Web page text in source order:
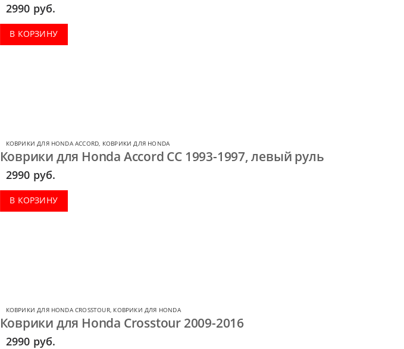
2990 руб.
В КОРЗИНУ
КОВРИКИ ДЛЯ HONDA ACCORD, КОВРИКИ ДЛЯ HONDA
Коврики для Honda Accord CC 1993-1997, левый руль
2990 руб.
В КОРЗИНУ
КОВРИКИ ДЛЯ HONDA CROSSTOUR, КОВРИКИ ДЛЯ HONDA
Коврики для Honda Crosstour 2009-2016
2990 руб.